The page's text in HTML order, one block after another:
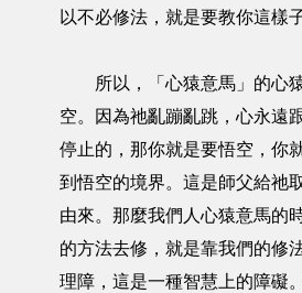
以不必修法，就是要教你這樣子
所以，「心猿意馬」的心
空。因為祂亂蹦亂跳，心永遠
停止的，那你就是要悟空，你
到悟空的境界。這是師父給祂
由來。那麼我們人心猿意馬的
的方法去修，就是靠我們的修
理障，這是一種智慧上的障礙